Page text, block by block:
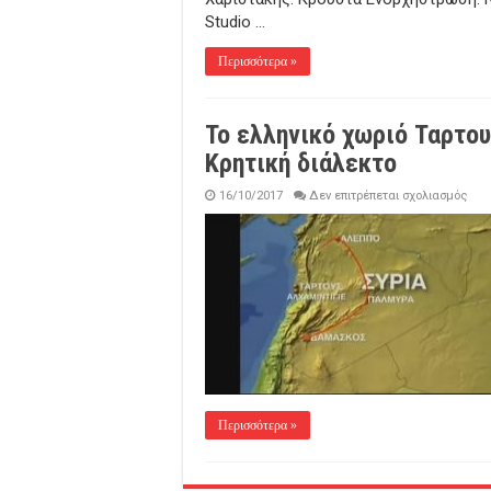
Studio …
Περισσότερα »
Το ελληνικό χωριό
Κρητική διάλεκτο
16/10/2017 Δεν επιτρέπεται σχολιασμόςστο
στην
που
Περισσότερα »